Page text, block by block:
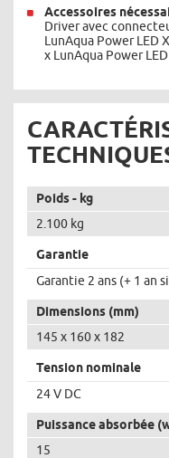
Accessoires
Driver avec
LunAqua Power LED
x LunAqua Power
Poids - kg
2.100 kg
Garantie
Garantie 2 ans (+ 1 an
Dimensions (mm)
145 x 160 x 182
Tension nominale
24 V DC
Puissance absorbée
15